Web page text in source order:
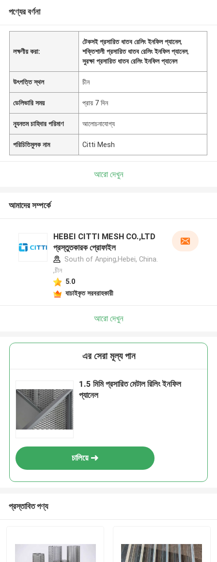
পণ্যের বর্ণনা
লক্ষণীয় করা:
টেকসই প্রসারিত ধাতব রেলিং ইনফিল প্যানেল,
শক্তিশালী প্রসারিত ধাতব রেলিং ইনফিল প্যানেল,
সুরক্ষা প্রসারিত ধাতব রেলিং ইনফিল প্যানেল
উৎপত্তি স্থল চীন
ডেলিভারি সময় প্রায় 7 দিন
ন্যূনতম চাহিদার পরিমাণ আলোচনাযোগ্য
পরিচিতিমুলক নাম Citti Mesh
আরো দেখুন
আমাদের সম্পর্কে
HEBEI CITTI MESH CO.,LTD
প্রস্তুতকারক প্রোফাইল
South of Anping,Hebei, China.
,চীন
5.0
যাচাইকৃত সরবরাহকারী
আরো দেখুন
এর সেরা মূল্য পান
1.5 মিমি প্রসারিত মেটাল রিলিং ইনফিল
প্যানেল
চালিয়ে
প্রস্তাবিত পণ্য